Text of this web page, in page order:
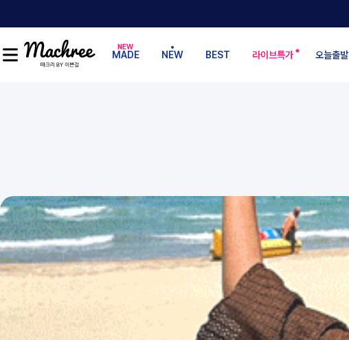
MADE NEW BEST 라이브특가 오늘출발